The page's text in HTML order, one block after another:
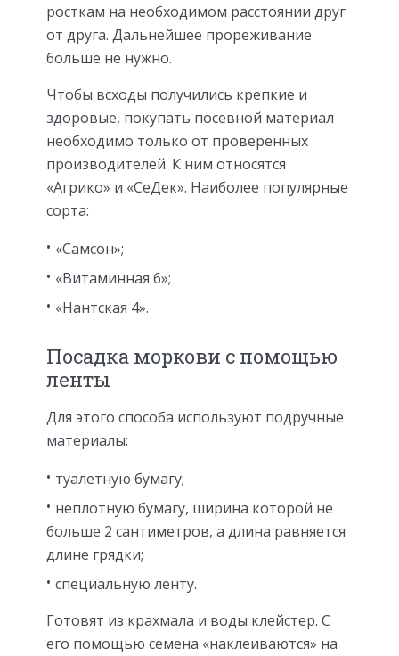
росткам на необходимом расстоянии друг
от друга. Дальнейшее прореживание
больше не нужно.
Чтобы всходы получились крепкие и
здоровые, покупать посевной материал
необходимо только от проверенных
производителей. К ним относятся
«Агрико» и «СеДек». Наиболее популярные
сорта:
«Самсон»;
«Витаминная 6»;
«Нантская 4».
Посадка моркови с помощью
ленты
Для этого способа используют подручные
материалы:
туалетную бумагу;
неплотную бумагу, ширина которой не
больше 2 сантиметров, а длина равняется
длине грядки;
специальную ленту.
Готовят из крахмала и воды клейстер. С
его помощью семена «наклеиваются» на